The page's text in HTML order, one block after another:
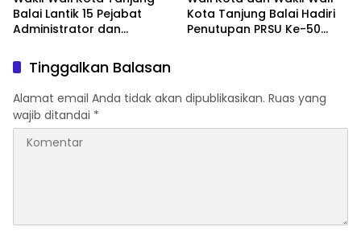
Balai Lantik 15 Pejabat
Administrator dan
Kota Tanjung Balai Hadiri
Penutupan PRSU Ke-50
Tinggalkan Balasan
Alamat email Anda tidak akan dipublikasikan. Ruas yang
wajib ditandai *